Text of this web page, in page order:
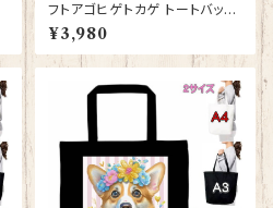
フトアゴヒゲトカゲ トートバッグ
（黒） グッズ 雑貨 入学祝い レ
ッスンバッグ お買い物バッグ【型
番 B-10008】お花の王冠シリ
¥3,980